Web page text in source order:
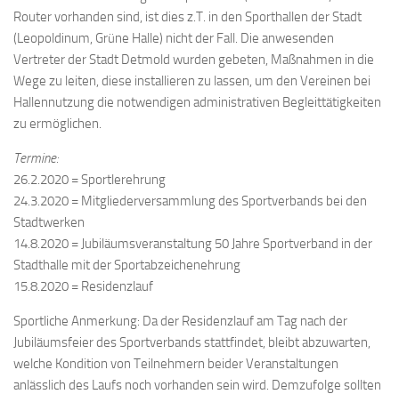
Router vorhanden sind, ist dies z.T. in den Sporthallen der Stadt
(Leopoldinum, Grüne Halle) nicht der Fall. Die anwesenden
Vertreter der Stadt Detmold wurden gebeten, Maßnahmen in die
Wege zu leiten, diese installieren zu lassen, um den Vereinen bei
Hallennutzung die notwendigen administrativen Begleittätigkeiten
zu ermöglichen.
Termine:
26.2.2020 = Sportlerehrung
24.3.2020 = Mitgliederversammlung des Sportverbands bei den
Stadtwerken
14.8.2020 = Jubiläumsveranstaltung 50 Jahre Sportverband in der
Stadthalle mit der Sportabzeichenehrung
15.8.2020 = Residenzlauf
Sportliche Anmerkung: Da der Residenzlauf am Tag nach der
Jubiläumsfeier des Sportverbands stattfindet, bleibt abzuwarten,
welche Kondition von Teilnehmern beider Veranstaltungen
anlässlich des Laufs noch vorhanden sein wird. Demzufolge sollten